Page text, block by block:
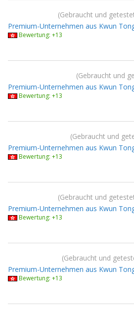
Gebraucht und
Premium-Unternehmen aus Kwun
Bewertung: +13
Gebraucht und
Premium-Unternehmen aus Kwun
Bewertung: +13
Gebraucht und
Premium-Unternehmen aus Kwun
Bewertung: +13
Gebraucht und
Premium-Unternehmen aus Kwun
Bewertung: +13
Gebraucht und
Premium-Unternehmen aus Kwun
Bewertung: +13